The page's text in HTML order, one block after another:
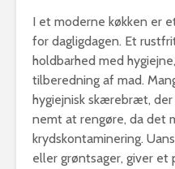
I et moderne køkken er
for dagligdagen. Et
holdbarhed med
tilberedning af mad.
hygiejnisk skærebræt,
nemt at rengøre, da det
krydskontaminering.
eller grøntsager, giver